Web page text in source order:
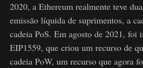
2020, a Ethereum realmente teve
emissão líquida de suprimentos, a
cadeia PoS. Em agosto de 2021, foi
EIP1559, que criou um recurso de
cadeia PoW, um recurso que agora